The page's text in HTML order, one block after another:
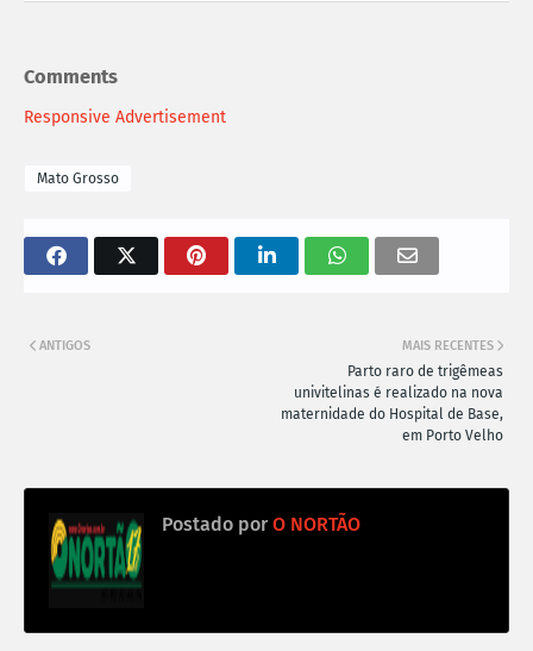
Comments
Responsive Advertisement
Mato Grosso
MAIS RECENTES
Parto raro de trigêmeas
univitelinas é realizado na nova
maternidade do Hospital de Base,
em Porto Velho
ANTIGOS
Postado por O NORTÃO